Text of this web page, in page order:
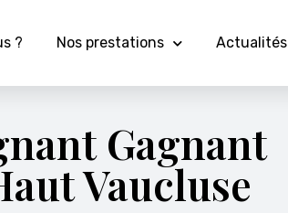
? Nos prestations Actualités
Gagnant
Vaucluse